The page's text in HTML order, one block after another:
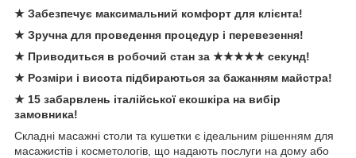
★ Забезпечує максимальний комфорт для клієнта!
★ Зручна для проведення процедур і перевезення!
★ Приводиться в робочий стан за ★★★★★ секунд!
★ Розміри і висота підбираються за бажанням майстра!
★ 15 забарвлень італійської екошкіра на вибір
замовника!
Складні масажні столи та кушетки є ідеальним рішенням для
масажистів і косметологів, що надають послуги на дому або